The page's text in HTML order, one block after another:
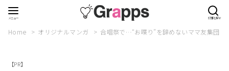
Home オリジナルマンガ 合唱祭で…“お喋り”を辞めないママ友集団
【PR】